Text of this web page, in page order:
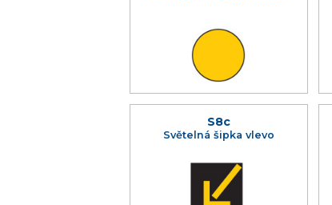
S8c
Světelná šipka vlevo